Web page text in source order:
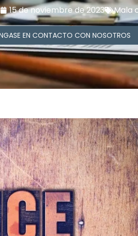
15 de noviembre de 2023 Mala
EN CONTACTO CON NOSOTROS